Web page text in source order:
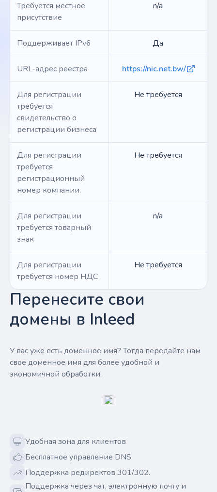
Требуется местное
присутствие
n/a
Поддерживает IPv6 Да
URL-адрес реестра https://nic.net.bw/
Для регистрации
требуется
свидетельство о
регистрации бизнеса
Не требуется
Для регистрации
требуется
регистрационный
номер компании.
Не требуется
Для регистрации
требуется товарный
знак
n/a
Для регистрации
требуется номер НДС
Не требуется
Перенесите свои
домены в Inleed
У вас уже есть доменное имя? Тогда передайте нам
свое доменное имя для более удобной и
экономичной обработки.
Удобная зона для клиентов
Бесплатное управление DNS
Поддержка редиректов 301/302.
Поддержка через чат, электронную почту и